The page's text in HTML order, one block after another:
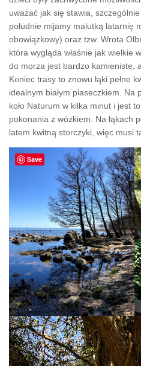
uważać jak się stawia, szczególnie
południe mijamy malutką latarnię
obowiązkowy) oraz tzw. Wrota
która wygląda właśnie jak wielkie
do morza jest bardzo kamieniste,
Koniec trasy to znowu łąki pełne
idealnym białym piaseczkiem. Na
koło Naturum w kilka minut i jest
pokonania z wózkiem. Na łąkach
latem kwitną storczyki, więc musi
Save